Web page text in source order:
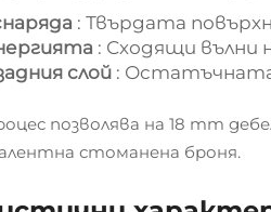
: Твърдата
: Сходящи вълни
слой : Остатъчната
позволява на 18 mm
стоманена броня.